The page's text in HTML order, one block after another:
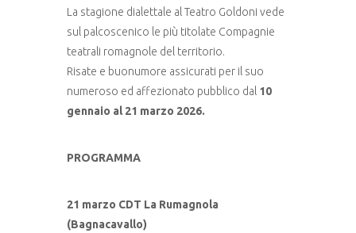
La stagione dialettale al Teatro Goldoni vede
sul palcoscenico le più titolate Compagnie
teatrali romagnole del territorio.
Risate e buonumore assicurati per il suo
numeroso ed affezionato pubblico dal 10
gennaio al 21 marzo 2026.
PROGRAMMA
21 marzo CDT La Rumagnola
(Bagnacavallo)